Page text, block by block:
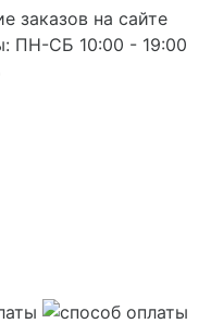
заказов на сайте
ПН-СБ 10:00 - 19:00